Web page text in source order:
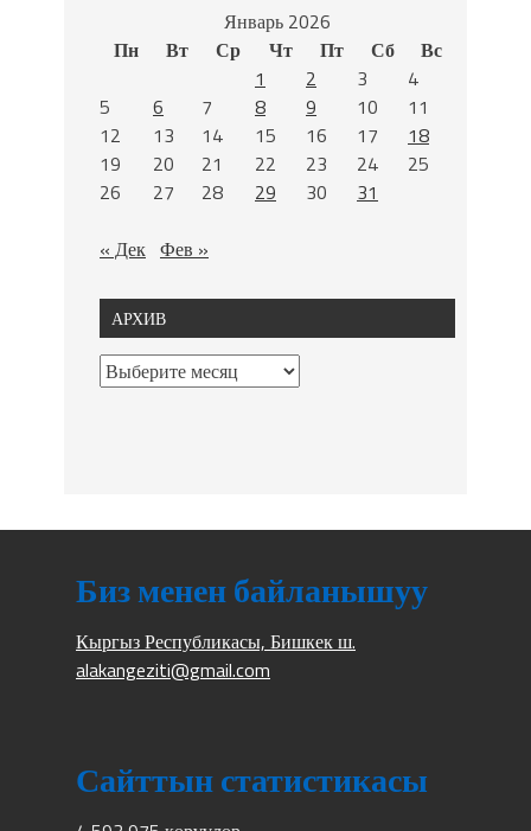
Январь 2026
Пн
Вт Ср Чт Пт Сб
Вс
1
2 3
4
5
6 7 8 9 10
11
12
13 14 15 16 17
18
19
20 21 22 23 24
25
26
27 28 29 30
31
« Дек Фев »
АРХИВ
Биз менен байланышуу
Кыргыз Республикасы, Бишкек ш.
alakangeziti@gmail.com
Сайттын статистикасы